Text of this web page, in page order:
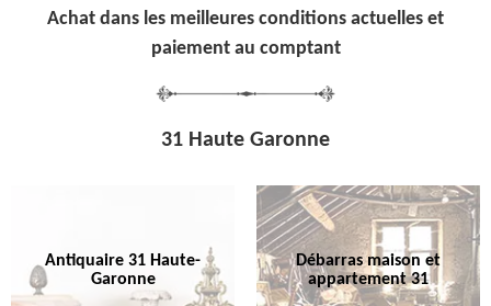
Achat dans les meilleures conditions actuelles et
paiement au comptant
31 Haute Garonne
Antiquaire 31 Haute-
Garonne
Débarras maison et
appartement 31